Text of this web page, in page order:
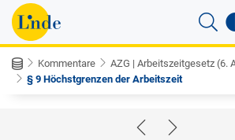
Kommentare
AZG | Arbeitszeitgesetz (6.
§ 9 Höchstgrenzen der Arbeitszeit